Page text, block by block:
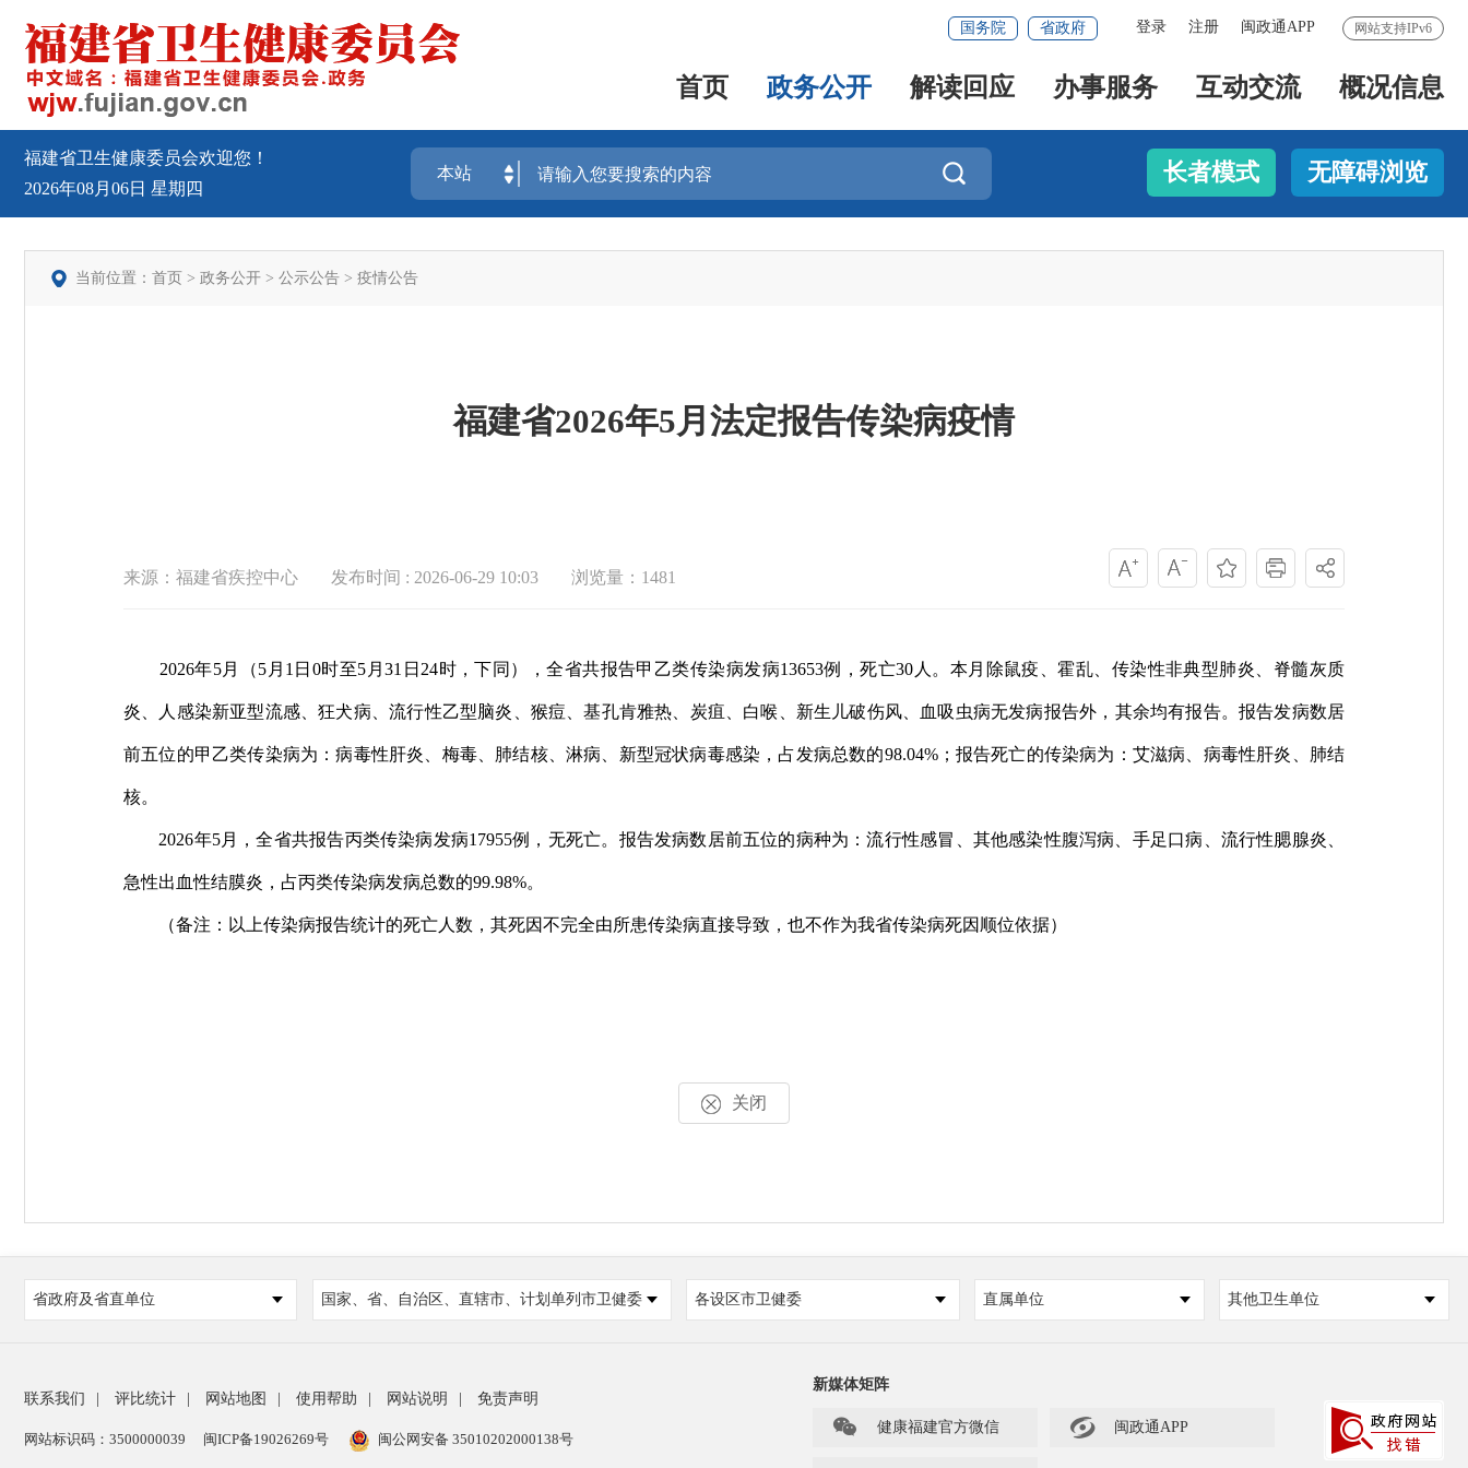
网站支持IPv6
登录 注册 闽政通APP
国务院 省政府
首页 政务公开 解读回应 办事服务 互动交流 概况信息
福建省卫生健康委员会欢迎您！
2026年08月06日 星期四
 长者模式 无障碍浏览
当前位置： 首页 > 政务公开 > 公示公告 > 疫情公告
福建省2026年5月法定报告传染病疫情
来源：福建省疾控中心 发布时间 : 2026-06-29 10:03 浏览量：1481
2026年5月（5月1日0时至5月31日24时，下同），全省共报告甲乙类传染病发病13653例，死亡30人。本月除鼠疫、霍乱、传染性非典型肺炎、脊髓灰质
炎、人感染新亚型流感、狂犬病、流行性乙型脑炎、猴痘、基孔肯雅热、炭疽、白喉、新生儿破伤风、血吸虫病无发病报告外，其余均有报告。报告发病数居
前五位的甲乙类传染病为：病毒性肝炎、梅毒、肺结核、淋病、新型冠状病毒感染，占发病总数的98.04%；报告死亡的传染病为：艾滋病、病毒性肝炎、肺结
核。
2026年5月，全省共报告丙类传染病发病17955例，无死亡。报告发病数居前五位的病种为：流行性感冒、其他感染性腹泻病、手足口病、流行性腮腺炎、
急性出血性结膜炎，占丙类传染病发病总数的99.98%。
（备注：以上传染病报告统计的死亡人数，其死因不完全由所患传染病直接导致，也不作为我省传染病死因顺位依据）
关闭
省政府及省直单位 国家、省、自治区、直辖市、计划单列市卫健委 各设区市卫健委 直属单位 其他卫生单位
联系我们 评比统计 网站地图 使用帮助 网站说明 免责声明
网站标识码：3500000039 闽ICP备19026269号 闽公网安备 35010202000138号
新媒体矩阵
 健康福建官方微信  闽政通APP